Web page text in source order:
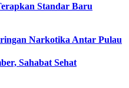
Standar Baru
Narkotika Antar Pulau
Sahabat Sehat